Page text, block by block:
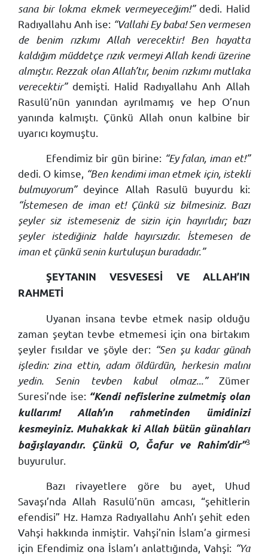
sana bir lokma ekmek vermeyeceğim!”dedi. Halid
Radıyallahu Anh ise: “Vallahi Ey baba! Sen vermesen
de benim rızkımı Allah verecektir! Ben hayatta
kaldığım müddetçe rızık vermeyi Allah kendi üzerine
almıştır. Rezzak olan Allah’tır, benim rızkımı mutlaka
verecektir”demişti. Halid Radıyallahu Anh Allah
Rasulü’nün yanından ayrılmamış ve hep O’nun
yanında kalmıştı. Çünkü Allah onun kalbine bir
uyarıcı koymuştu.
Efendimiz bir gün birine: “Ey falan, iman et!”
dedi. O kimse, “Ben kendimi iman etmek için, istekli
bulmuyorum” deyince Allah Rasulü buyurdu ki:
“İstemesen de iman et! Çünkü siz bilmesiniz. Bazı
şeyler siz istemeseniz de sizin için hayırlıdır; bazı
şeyler istediğiniz halde hayırsızdır. İstemesen de
iman et çünkü senin kurtuluşun buradadır.”
ŞEYTANIN VESVESESİ VE ALLAH’IN
RAHMETİ
Uyanan insana tevbe etmek nasip olduğu
zaman şeytan tevbe etmemesi için ona birtakım
şeyler fısıldar ve şöyle der: “Sen şu kadar günah
işledin: zina ettin, adam öldürdün, herkesin malını
yedin. Senin tevben kabul olmaz...”Zümer
Suresi’nde ise: “Kendi nefislerine zulmetmiş olan
kullarım! Allah’ın rahmetinden ümidinizi
kesmeyiniz. Muhakkak ki Allah bütün günahları
bağışlayandır. Çünkü O, Ğafur ve Rahim’dir”3
buyurulur.
Bazı rivayetlere göre bu ayet, Uhud
Savaşı’nda Allah Rasulü’nün amcası, “şehitlerin
efendisi” Hz. Hamza Radıyallahu Anh’ı şehit eden
Vahşi hakkında inmiştir. Vahşi’nin İslam’a girmesi
için Efendimiz ona İslam’ı anlattığında, Vahşi: “Ya